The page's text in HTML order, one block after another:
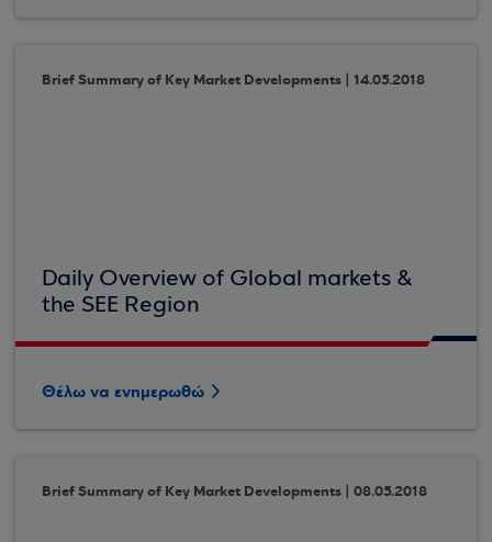
Brief Summary of Key Market Developments | 14.05.2018
Daily Overview of Global markets &
the SEE Region
Θέλω να ενημερωθώ
Brief Summary of Key Market Developments | 08.05.2018